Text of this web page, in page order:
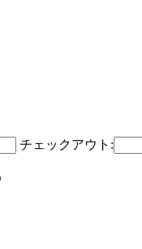
チェックアウト: